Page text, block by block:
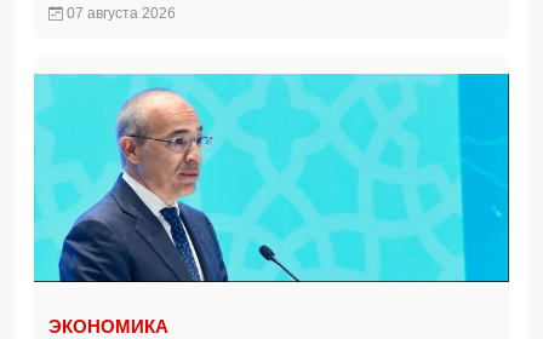
07 августа 2026
ЭКОНОМИКА